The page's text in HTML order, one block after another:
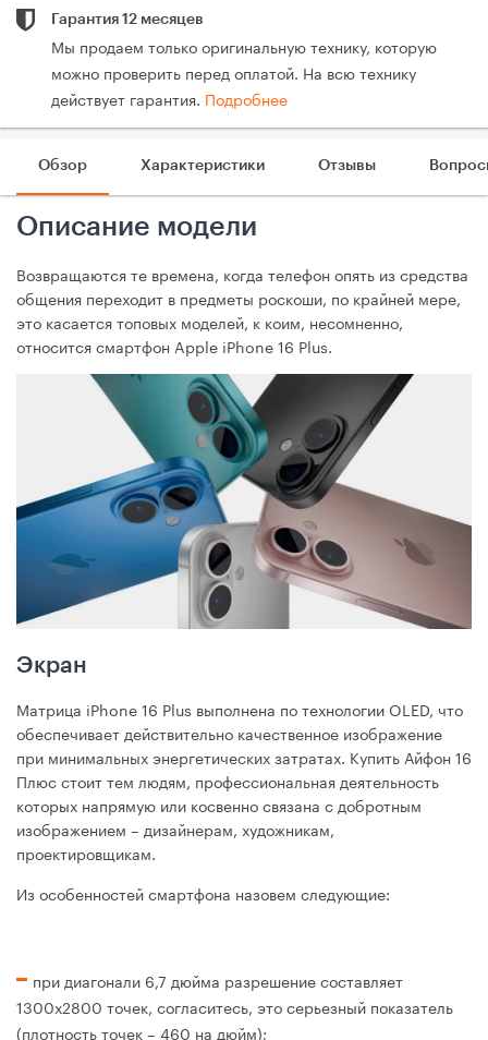
Гарантия 12 месяцев
Мы продаем только оригинальную технику, которую
можно проверить перед оплатой. На всю технику
действует гарантия. Подробнее
Обзор Характеристики Отзывы
Описание модели
Возвращаются те времена, когда телефон опять из средства
общения переходит в предметы роскоши, по крайней мере,
это касается топовых моделей, к коим, несомненно,
относится смартфон Apple iPhone 16 Plus.
Экран
Матрица iPhone 16 Plus выполнена по технологии OLED, что
обеспечивает действительно качественное изображение
при минимальных энергетических затратах. Купить Айфон 16
Плюс стоит тем людям, профессиональная деятельность
которых напрямую или косвенно связана с добротным
изображением – дизайнерам, художникам,
проектировщикам.
Из особенностей смартфона назовем следующие:
при диагонали 6,7 дюйма разрешение составляет
1300х2800 точек, согласитесь, это серьезный показатель
(плотность точек – 460 на дюйм);